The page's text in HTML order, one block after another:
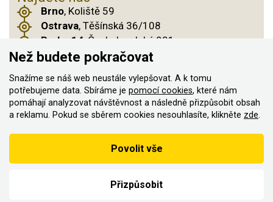
Brno, Koliště 59
Ostrava, Těšínská 36/108
Praha 14, Českobrodská 901
© 2011–2026 ASN Hakr Brno. Všechna práva
vyhrazena
Vytvořilo
Podle zákona o evidenci tržeb je prodávající povinen vystavit
line; v případě technického výpadku pak nejpozději do 48 hodin.
Než budete pokračovat
Snažíme se náš web neustále vylepšovat. A k tomu
potřebujeme data. Sbíráme je pomocí cookies, které nám
pomáhají analyzovat návštěvnost a následně přizpůsobit obsah
a reklamu. Pokud se sběrem cookies nesouhlasíte, klikněte zde.
Přizpůsobit
Povolit vše